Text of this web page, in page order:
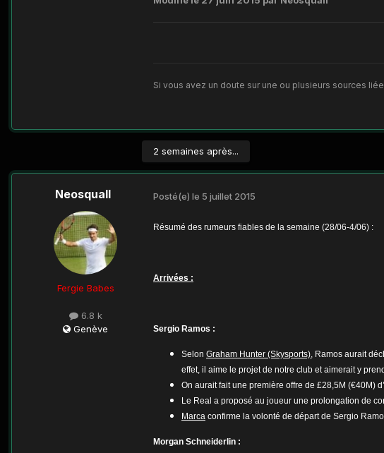
Si vous avez un doute sur une ou plusieurs sources
2 semaines après...
Neosquall
Fergie Babes
6.8 k
Genève
Posté(e) le 5 juillet 2015
Résumé des rumeurs fiables de la semaine (28/06-4/06) :
Arrivées :
Sergio Ramos :
Selon Graham Hunter (Skysports), Ramos aurait
effet, il aime le projet de notre club et aimerait y
On aurait fait une première offre de £28,5M (€40M)
Le Real a proposé au joueur une prolongation de
Marca confirme la volonté de départ de Sergio
Morgan Schneiderlin :